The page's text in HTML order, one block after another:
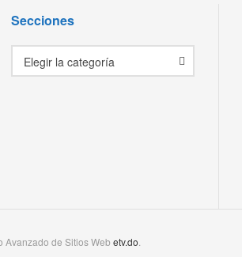
Secciones
Elegir la categoría
Avanzado de Sitios Web etv.do.